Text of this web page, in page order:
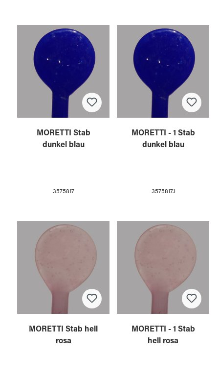
MORETTI Stab
dunkel blau
3575817
MORETTI - 1 Stab
dunkel blau
3575817.1
MORETTI Stab hell
rosa
MORETTI - 1 Stab
hell rosa